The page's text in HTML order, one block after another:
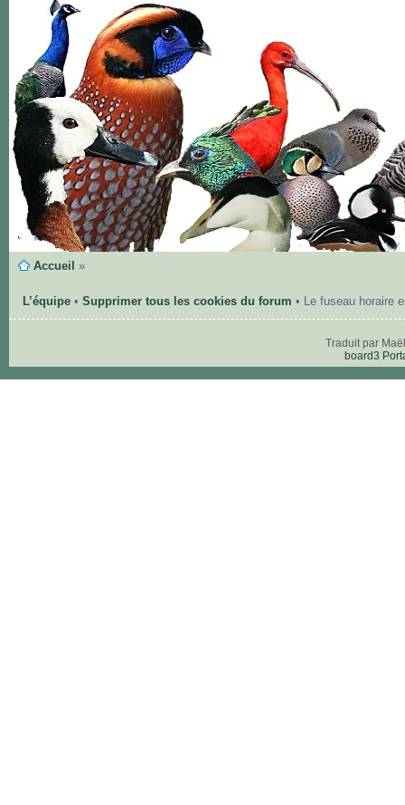
Accueil »
L’équipe• Supprimer tous les cookies du forum • Le fuseau horaire
Traduit par
board3